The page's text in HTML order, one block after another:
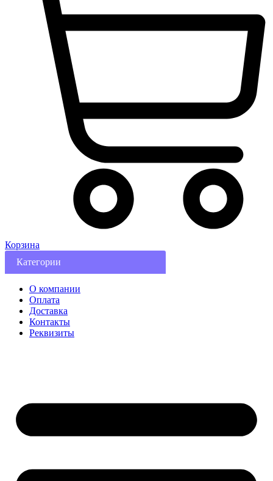
Корзина
Категории
О компании
Оплата
Доставка
Контакты
Реквизиты